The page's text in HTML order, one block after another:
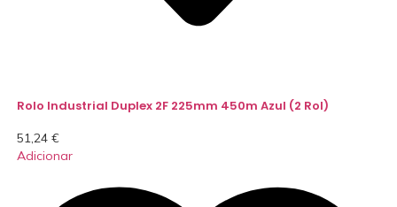
Rolo Industrial Duplex 2F 225mm 450m Azul (2 Rol)
51,24 €
Adicionar